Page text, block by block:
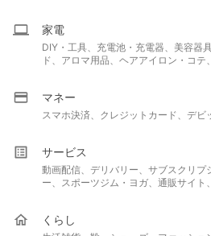
家電
DIY・工具、充電池・充電器、美容器
ド、アロマ用品、ヘアアイロン・コテ
マネー
スマホ決済、クレジットカード、デビ
サービス
動画配信、デリバリー、サブスクリプ
ー、スポーツジム・ヨガ、通販サイト
リプション、アプリ
くらし